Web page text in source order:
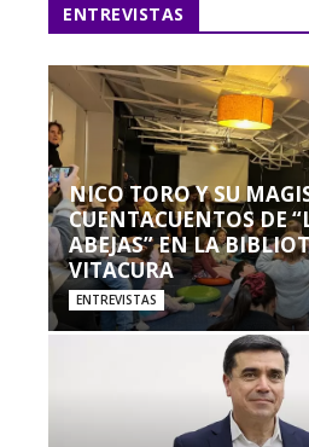
ENTREVISTAS
NICO TORO Y SU
CUENTACUENTOS DE
ABEJAS” EN LA
VITACURA
ENTREVISTAS